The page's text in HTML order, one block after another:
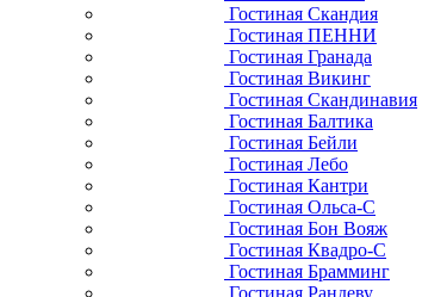
Гостиная Скандия
Гостиная ПЕННИ
Гостиная Гранада
Гостиная Викинг
Гостиная Скандинавия
Гостиная Балтика
Гостиная Бейли
Гостиная Лебо
Гостиная Кантри
Гостиная Ольса-С
Гостиная Бон Вояж
Гостиная Квадро-С
Гостиная Брамминг
Гостиная Рандеву